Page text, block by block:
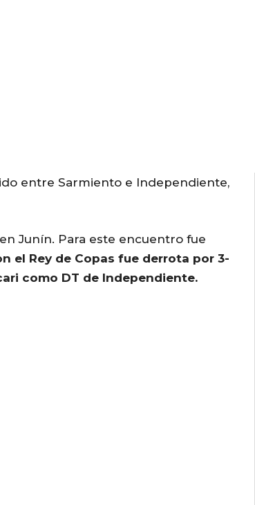
entre Sarmiento e Independiente,
Junín. Para este encuentro fue
el Rey de Copas fue derrota por 3-
como DT de Independiente.